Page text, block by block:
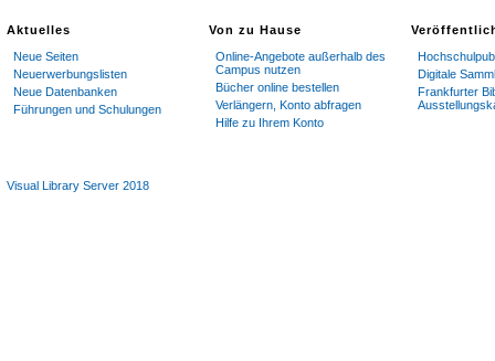
Aktuelles
Neue Seiten
Neuerwerbungslisten
Neue Datenbanken
Führungen und Schulungen
Von zu Hause
Online-Angebote außerhalb des
Campus nutzen
Bücher online bestellen
Verlängern, Konto abfragen
Hilfe zu Ihrem Konto
Digitale
Frankfurter
Visual Library Server 2018